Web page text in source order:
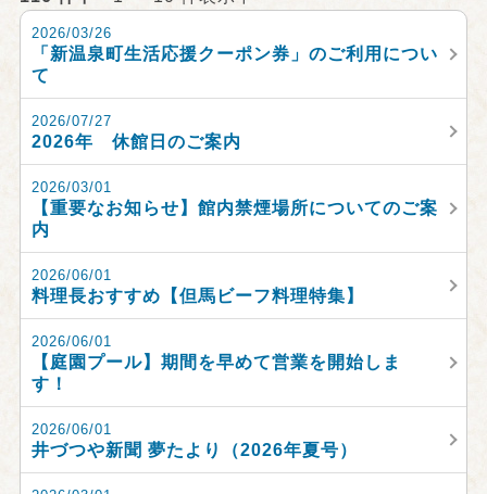
2026/03/26
「新温泉町生活応援クーポン券」のご利用につい
て
2026/07/27
2026年 休館日のご案内
2026/03/01
【重要なお知らせ】館内禁煙場所についてのご案
内
2026/06/01
料理長おすすめ【但馬ビーフ料理特集】
2026/06/01
【庭園プール】期間を早めて営業を開始しま
す！
2026/06/01
井づつや新聞 夢たより（2026年夏号）